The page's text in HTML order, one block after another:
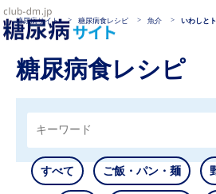
糖尿病サイト 糖尿病食レシピ 魚介 いわしと
糖尿病食レシピ
すべて ご飯・パン・麺